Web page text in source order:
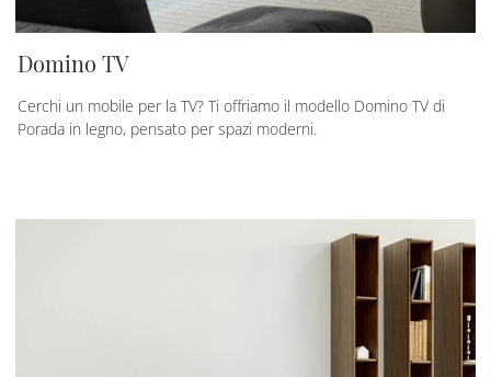
Domino TV
Cerchi un mobile per la TV? Ti offriamo il modello Domino TV di
Porada in legno, pensato per spazi moderni.